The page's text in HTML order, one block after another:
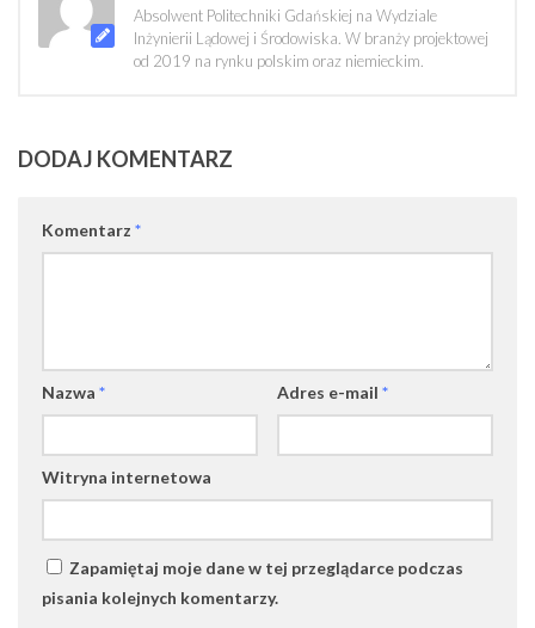
Absolwent Politechniki Gdańskiej na Wydziale
Inżynierii Lądowej i Środowiska. W branży projektowej
od 2019 na rynku polskim oraz niemieckim.
DODAJ KOMENTARZ
Komentarz *
Nazwa * Adres e-mail *
Witryna internetowa
Zapamiętaj moje dane w tej przeglądarce podczas
pisania kolejnych komentarzy.